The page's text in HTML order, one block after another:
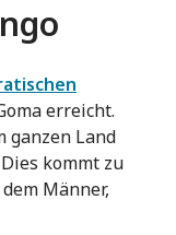
erreicht.
ganzen Land
kommt zu
Männer,